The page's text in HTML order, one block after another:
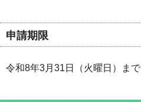
申請期限
令和8年3月31日（火曜日）まで